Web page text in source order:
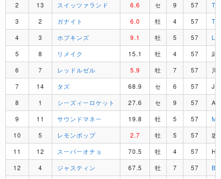
2
13 スイッツァランド 6.6 セ 9 57
T
3
2 ガナイト 6.0 牡 4 57
T
4
3 ホプキンズ 9.1 牡 5 57
L
5
8 リメイク 15.1 牡 4 57
武
6
7 レッドルゼル 5.9 牡 7 57
川
7
14 タズ 68.9 セ 6 57
J
8
1 シーズィーロケット 27.6 セ 9 57
A
9
11 サウンドマネー 19.8 牡 5 57
M
10
5 レモンポップ 2.7 牡 5 57
坂
11
12 スーパーオチョ 70.5 牡 4 57
H
12
4 ジャスティン 67.5 牡 7 57
B